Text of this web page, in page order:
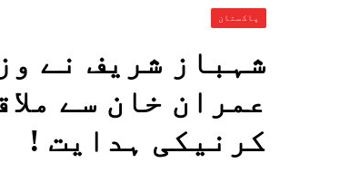
پاکستان
شہباز شریف نے
عمران خان سے
کرنیکی ہدایت !